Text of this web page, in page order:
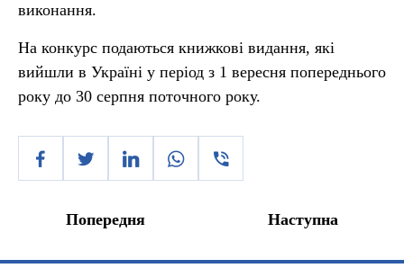
виконання.
На конкурс подаються книжкові видання, які
вийшли в Україні у період з 1 вересня попереднього
року до 30 серпня поточного року.
Попередня Наступна